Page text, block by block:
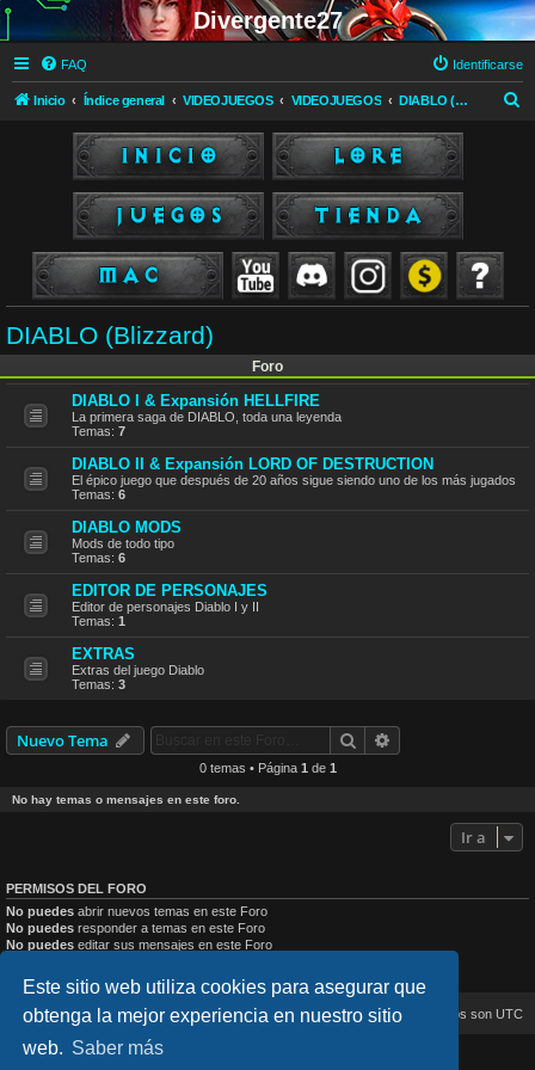
Este sitio web utiliza cookies para asegurar que
obtenga la mejor experiencia en nuestro sitio
web. Saber más
Divergente27
FAQ Identificarse
Inicio Índice general VIDEOJUEGOS VIDEOJUEGOS DIABLO (Blizzard)
DIABLO (Blizzard)
Foro
DIABLO I & Expansión HELLFIRE
La primera saga de DIABLO, toda una leyenda
Temas: 7
DIABLO II & Expansión LORD OF DESTRUCTION
El épico juego que después de 20 años sigue siendo uno de los más jugados
Temas: 6
DIABLO MODS
Mods de todo tipo
Temas: 6
EDITOR DE PERSONAJES
Editor de personajes Diablo I y II
Temas: 1
EXTRAS
Extras del juego Diablo
Temas: 3
Nuevo Tema Buscar
0 temas • Página 1 de 1
No hay temas o mensajes en este foro.
Ir a
PERMISOS DEL FORO
No puedes abrir nuevos temas en este Foro
No puedes responder a temas en este Foro
No puedes editar sus mensajes en este Foro
No puedes
enviar adjuntos en este Foro
Inicio Índice general Todos los horarios son UTC